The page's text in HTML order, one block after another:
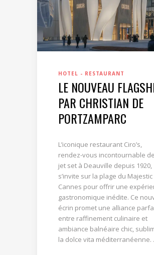
HOTEL - RESTAURANT
LE NOUVEAU
PAR CHRISTIAN DE
PORTZAMPARC
L’iconique restaurant Ciro’s,
rendez-vous incontournable
jet set à Deauville depuis 1920,
s’invite sur la plage du Majestic
Cannes pour offrir une
gastronomique inédite. Ce
écrin promet une alliance
entre raffinement culinaire et
ambiance balnéaire chic,
la dolce vita méditerranéenne.